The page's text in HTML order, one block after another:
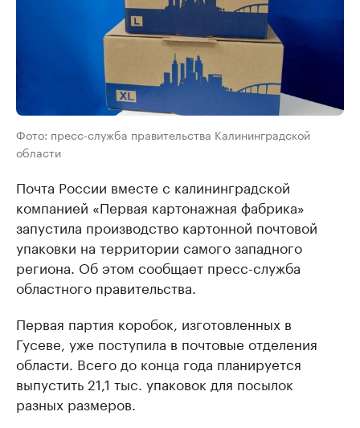
Фото: пресс-служба правительства Калининградской
области
Почта России вместе с калининградской
компанией «Первая картонажная фабрика»
запустила производство картонной почтовой
упаковки на территории самого западного
региона. Об этом сообщает пресс-служба
областного правительства.
Первая партия коробок, изготовленных в
Гусеве, уже поступила в почтовые отделения
области. Всего до конца года планируется
выпустить 21,1 тыс. упаковок для посылок
разных размеров.